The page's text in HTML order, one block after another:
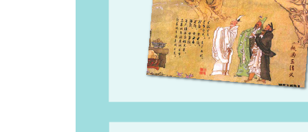
젊은 남자, 육손은 대도독
유비의 최후, 마지막 별이 되다
마지막 영웅, 사마의의 등장
적과의 동침, 손권과 손잡은 공명
출사표, 북벌의 시작